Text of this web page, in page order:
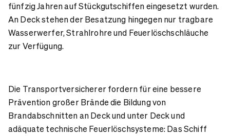
fünfzig Jahren auf Stückgutschiffen eingesetzt wurden.
An Deck stehen der Besatzung hingegen nur tragbare
Wasserwerfer, Strahlrohre und Feuerlöschschläuche
zur Verfügung.
Die Transportversicherer fordern für eine bessere
Prävention großer Brände die Bildung von
Brandabschnitten an Deck und unter Deck und
adäquate technische Feuerlöschsysteme: Das Schiff